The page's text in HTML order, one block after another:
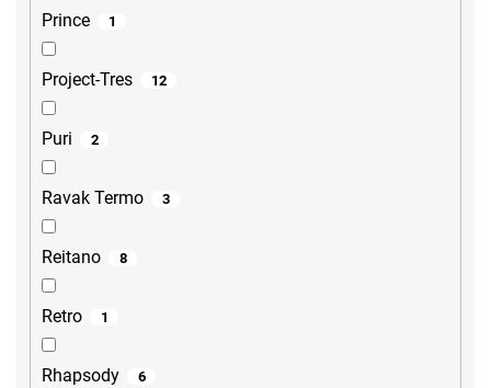
Prince 1
Project-Tres 12
Puri 2
Ravak Termo 3
Reitano 8
Retro 1
Rhapsody 6